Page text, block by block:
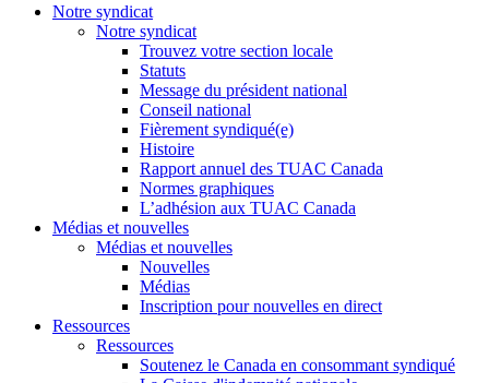
Notre syndicat
Notre syndicat
Trouvez votre section locale
Statuts
Message du président national
Conseil national
Fièrement syndiqué(e)
Histoire
Rapport annuel des TUAC Canada
Normes graphiques
L’adhésion aux TUAC Canada
Médias et nouvelles
Médias et nouvelles
Nouvelles
Médias
Inscription pour nouvelles en direct
Ressources
Ressources
Soutenez le Canada en consommant syndiqué